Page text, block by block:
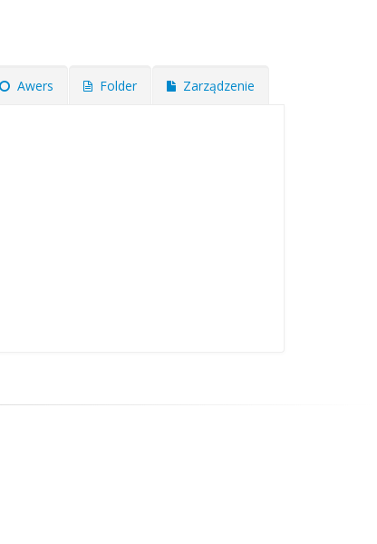
Awers Folder Zarządzenie